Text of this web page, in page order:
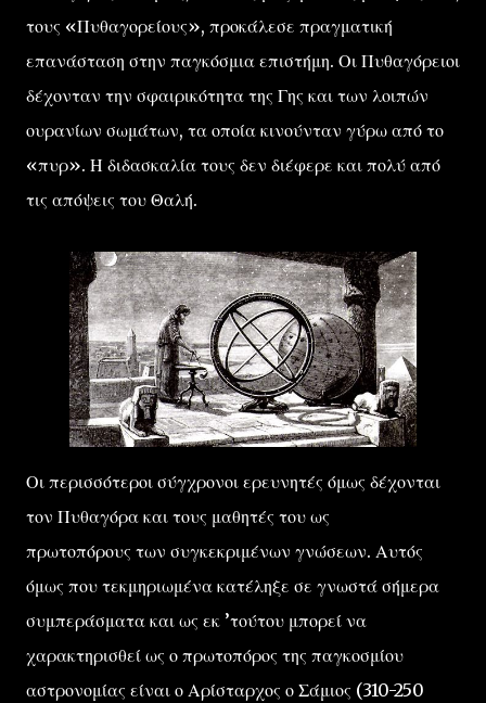
τους «Πυθαγορείους», προκάλεσε πραγματική
επανάσταση στην παγκόσμια επιστήμη. Οι Πυθαγόρειοι
δέχονταν την σφαιρικότητα της Γης και των λοιπών
ουρανίων σωμάτων, τα οποία κινούνταν γύρω από το
«πυρ». Η διδασκαλία τους δεν διέφερε και πολύ από
τις απόψεις του Θαλή.
Οι περισσότεροι σύγχρονοι ερευνητές όμως δέχονται
τον Πυθαγόρα και τους μαθητές του ως
πρωτοπόρους των συγκεκριμένων γνώσεων. Αυτός
όμως που τεκμηριωμένα κατέληξε σε γνωστά σήμερα
συμπεράσματα και ως εκ ’τούτου μπορεί να
χαρακτηρισθεί ως ο πρωτοπόρος της παγκοσμίου
αστρονομίας είναι ο Αρίσταρχος ο Σάμιος (310-250